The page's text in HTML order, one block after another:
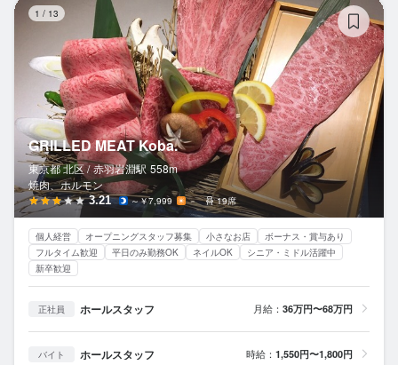
1 / 13
GRILLED MEAT Koba.
東京都 北区 / 赤羽岩淵駅 558m
焼肉、ホルモン
3.21 ～￥7,999 － 19席
個人経営 オープニングスタッフ募集 小さなお店
ボーナス・賞与あり
フルタイム歓迎
平日のみ勤務OK ネイルOK
シニア・ミドル活躍中
新卒歓迎
正社員 ホールスタッフ 月給： 36万円〜68万円
バイト ホールスタッフ 時給： 1,550円〜1,800円